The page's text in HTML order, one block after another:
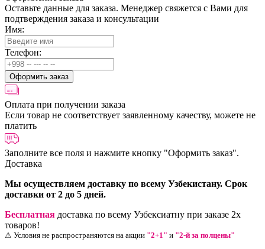
Оставьте данные для заказа. Менеджер свяжется с Вами для
подтверждения заказа и консультации
Имя:
Телефон:
Оформить заказ
Оплата при получении заказа
Если товар не соответствует заявленному качеству, можете не
платить
Заполните все поля и нажмите кнопку "Оформить заказ".
Доставка
Мы осуществляем доставку по всему Узбекистану. Срок
доставки от 2 до 5 дней.
Бесплатная доставка по всему Узбексиатну при заказе 2х
товаров!
⚠ Условия не распространяются на акции "2+1" и "2-й за полцены"